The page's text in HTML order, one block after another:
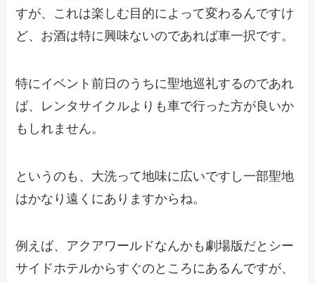
すが、これは楽しむ目的によって変わるんですけ
ど、お酒は特に興味ないのであれば車一択です。
特にイベント前日のうちに聖地巡礼するのであれ
ば、レンタサイクルよりも車で行った方が良いか
もしれません。
というのも、大洗って地味に広いですし一部聖地
はかなり遠くにありますからね。
例えば、アクアワールドなんかも劇場版だとシー
サイドホテルからすぐのところにあるんですが、